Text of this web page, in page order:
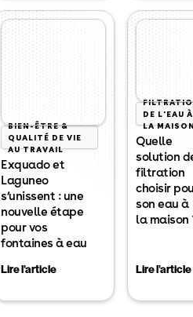
BIEN-ÊTRE &
QUALITÉ DE VIE
AU TRAVAIL
Exquado et
Laguneo
s’unissent : une
nouvelle étape
pour vos
fontaines à eau
Lire l'article
DE L'EAU À
LA
Quelle
solution
filtration
choisir
son eau à
la maison
Lire l'article